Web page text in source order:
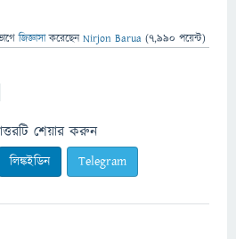
জিজ্ঞাসাকরেছেনNirjon Barua (7,990 পয়েন্ট)
শেয়ার করুন
লিঙ্কইডিন Telegram